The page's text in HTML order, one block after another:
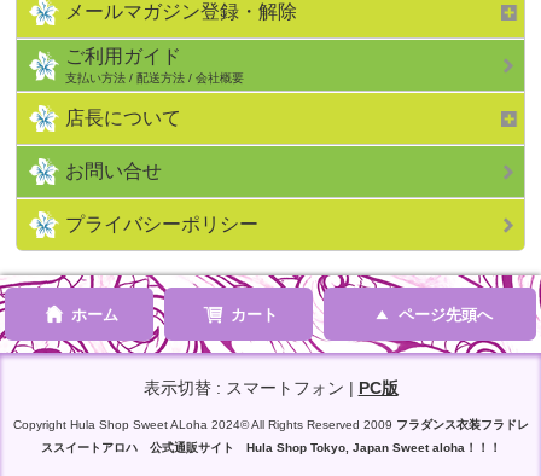
メールマガジン登録・解除
ご利用ガイド
支払い方法 / 配送方法 / 会社概要
店長について
お問い合せ
プライバシーポリシー
ホーム カート ページ先頭へ
表示切替 : スマートフォン | PC版
Copyright Hula Shop Sweet ALoha 2024© All Rights Reserved 2009 フラダンス衣装フラドレ
ススイートアロハ 公式通販サイト Hula Shop Tokyo, Japan Sweet aloha！！！